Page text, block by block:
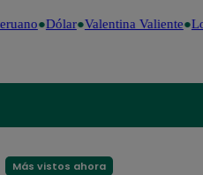
Dólar Valentina Valiente Lo
Más vistos ahora